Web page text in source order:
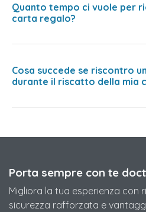
Quanto tempo ci vuole per
carta regalo?
Cosa succede se riscontro
durante il riscatto della mia
Porta sempre con te
Migliora la tua esperienza con
sicurezza rafforzata e